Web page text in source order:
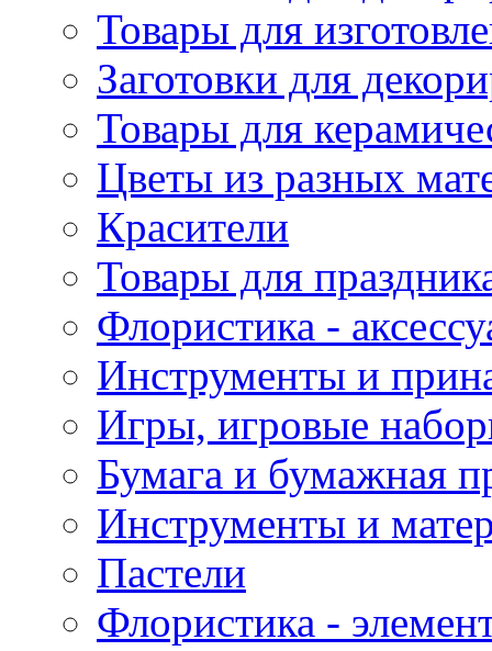
Товары для
Заготовки для
Товары для
Цветы из разных
Красители
Товары для
Флористика -
Инструменты и
Игры, игровые
Бумага и бумажная
Инструменты и
Пастели
Флористика -